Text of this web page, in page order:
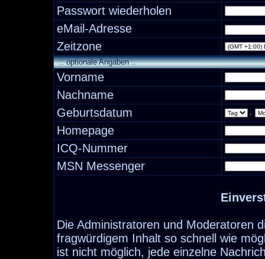
Passwort wiederholen
eMail-Adresse
Zeitzone
:: optionale Angaben :.
Vorname
Nachname
Geburtsdatum
Homepage
ICQ-Nummer
MSN Messenger
Die Administratoren und Moderatoren
fragwürdigem Inhalt so schnell wie
ist nicht möglich, jede einzelne